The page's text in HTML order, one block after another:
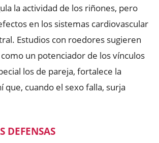
la actividad de los riñones, pero
en los sistemas cardiovascular
Estudios con roedores sugieren
un potenciador de los vínculos
los de pareja, fortalece la
que, cuando el sexo falla, surja
DEFENSAS